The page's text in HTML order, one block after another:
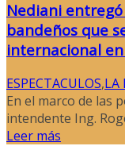
Nediani
bandeños que
internacional
ESPECTACULOS,LA
En el marco de las
intendente Ing.
Leer más